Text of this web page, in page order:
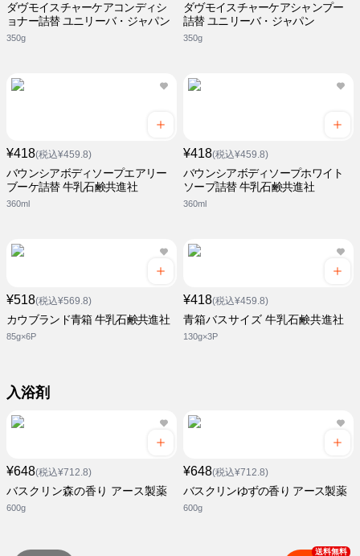
ダヴモイスチャーケアコンディシ
ョナー詰替 ユニリーバ・ジャパン
350g
ダヴモイスチャーケアシャンプー
詰替 ユニリーバ・ジャパン
350g
¥418(税込¥459.8)
バウンシアボディソープエアリー
ブーケ詰替 牛乳石鹸共進社
360ml
¥418(税込¥459.8)
バウンシアボディソープホワイト
ソープ詰替 牛乳石鹸共進社
360ml
¥518(税込¥569.8)
カウブランド青箱 牛乳石鹸共進社
85g×6P
¥418(税込¥459.8)
青箱バスサイズ 牛乳石鹸共進社
130g×3P
入浴剤
¥648(税込¥712.8)
バスクリン森の香り アース製薬
600g
¥648(税込¥712.8)
バスクリンゆずの香り アース製薬
600g
送料無料